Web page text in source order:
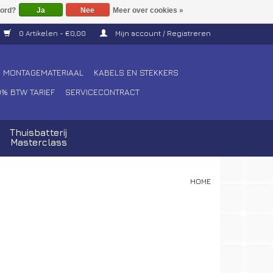
0 Artikelen - €0,00 Mijn account / Registreren
MONTAGEMATERIAAL
KABELS EN STEKKERS
BTW TARIEF
SERVICECONTRACT
Thuisbatterij
Masterclass
HOME
Ja Nee Meer over cookies »